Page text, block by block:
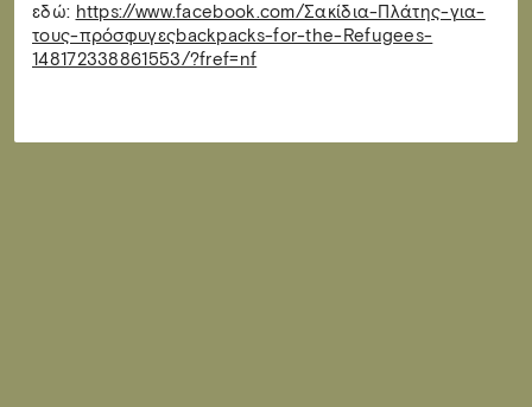
εδώ: https://www.facebook.com/Σακίδια-Πλάτης-για-
τους-πρόσφυγεςbackpacks-for-the-Refugees-
148172338861553/?fref=nf